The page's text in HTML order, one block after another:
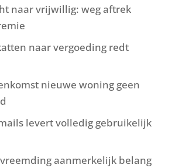
naar vrijwillig: weg aftrek
naar vergoeding redt
nieuwe woning geen
levert volledig gebruikelijk
aanmerkelijk belang